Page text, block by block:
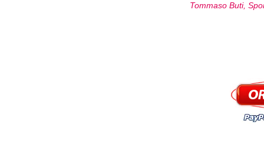
Tommaso Buti,